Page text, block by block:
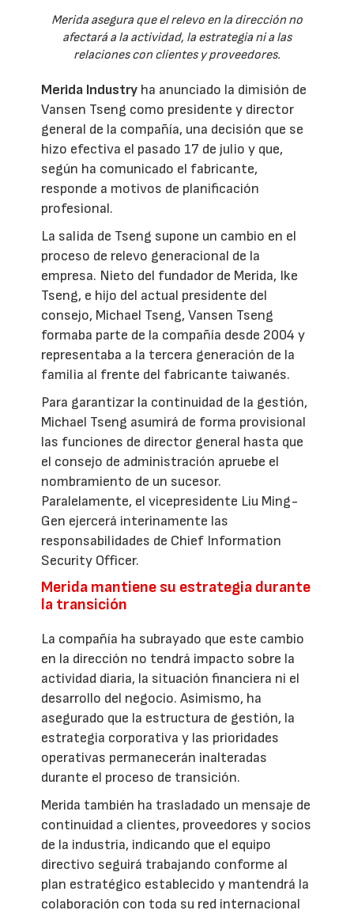
Merida asegura que el relevo en la dirección no
afectará a la actividad, la estrategia ni a las
relaciones con clientes y proveedores.
Merida Industry ha anunciado la dimisión de
Vansen Tseng como presidente y director
general de la compañía, una decisión que se
hizo efectiva el pasado 17 de julio y que,
según ha comunicado el fabricante,
responde a motivos de planificación
profesional.
La salida de Tseng supone un cambio en el
proceso de relevo generacional de la
empresa. Nieto del fundador de Merida, Ike
Tseng, e hijo del actual presidente del
consejo, Michael Tseng, Vansen Tseng
formaba parte de la compañía desde 2004 y
representaba a la tercera generación de la
familia al frente del fabricante taiwanés.
Para garantizar la continuidad de la gestión,
Michael Tseng asumirá de forma provisional
las funciones de director general hasta que
el consejo de administración apruebe el
nombramiento de un sucesor.
Paralelamente, el vicepresidente Liu Ming-
Gen ejercerá interinamente las
responsabilidades de Chief Information
Security Officer.
Merida mantiene su estrategia durante
la transición
La compañía ha subrayado que este cambio
en la dirección no tendrá impacto sobre la
actividad diaria, la situación financiera ni el
desarrollo del negocio. Asimismo, ha
asegurado que la estructura de gestión, la
estrategia corporativa y las prioridades
operativas permanecerán inalteradas
durante el proceso de transición.
Merida también ha trasladado un mensaje de
continuidad a clientes, proveedores y socios
de la industria, indicando que el equipo
directivo seguirá trabajando conforme al
plan estratégico establecido y mantendrá la
colaboración con toda su red internacional